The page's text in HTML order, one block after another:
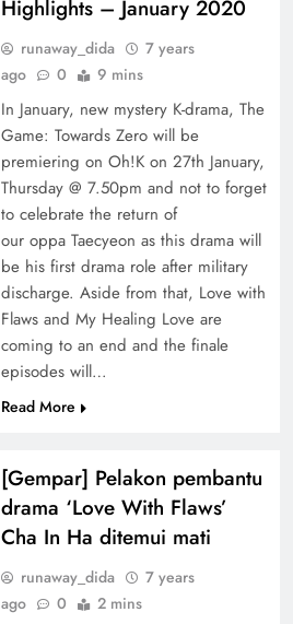
Highlights – January 2020
runaway_dida
7 years
ago
0 9 mins
In January, new mystery K-drama, The
Game: Towards Zero will be
premiering on Oh!K on 27th January,
Thursday @ 7.50pm and not to forget
to celebrate the return of
our oppa Taecyeon as this drama will
be his first drama role after military
discharge. Aside from that, Love with
Flaws and My Healing Love are
coming to an end and the finale
episodes will…
Read More
[Gempar] Pelakon pembantu
drama ‘Love With Flaws’
Cha In Ha ditemui mati
runaway_dida
7 years
ago
0 2 mins